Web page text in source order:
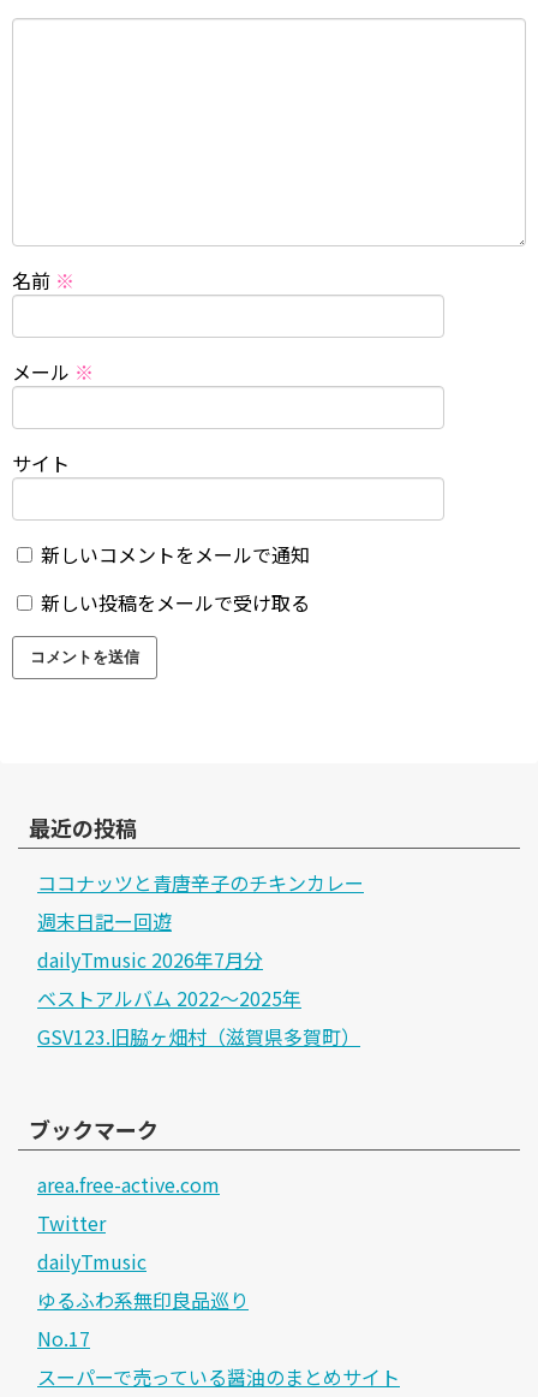
名前 ※
メール ※
サイト
新しいコメントをメールで通知
新しい投稿をメールで受け取る
最近の投稿
ココナッツと青唐辛子のチキンカレー
週末日記ー回遊
dailyTmusic 2026年7月分
ベストアルバム 2022～2025年
GSV123.旧脇ヶ畑村（滋賀県多賀町）
ブックマーク
area.free-active.com
Twitter
dailyTmusic
ゆるふわ系無印良品巡り
No.17
スーパーで売っている醤油のまとめサイト